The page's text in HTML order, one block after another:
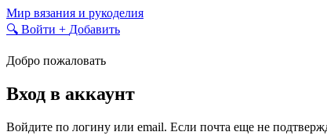
Skip
to
Мир вязания и рукоделия
🔍 Войти + Добавить
Добро пожаловать
Вход в аккаунт
Войдите по логину или email. Если почта еще не